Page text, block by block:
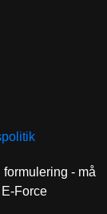
- må
Force